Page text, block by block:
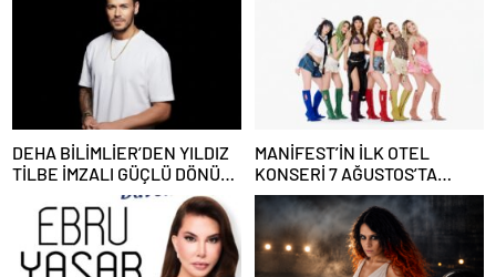
DEHA BİLİMLİER’DEN YILDIZ
TİLBE İMZALI GÜÇLÜ DÖNÜŞ:
“AŞKSIZ PRENS”
MANİFEST’İN İLK OTEL
KONSERİ 7 AĞUSTOS’TA
ANTALYA’DA